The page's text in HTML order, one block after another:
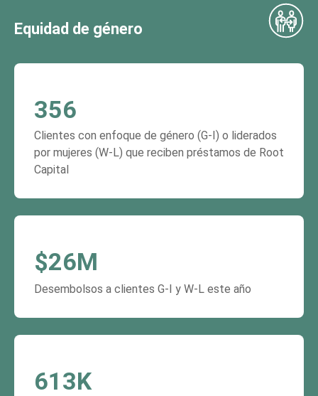
Equidad de género
356
Clientes con enfoque de género (G-I) o liderados
por mujeres (W-L) que reciben préstamos de Root
Capital
$26M
Desembolsos a clientes G-I y W-L este año
613K